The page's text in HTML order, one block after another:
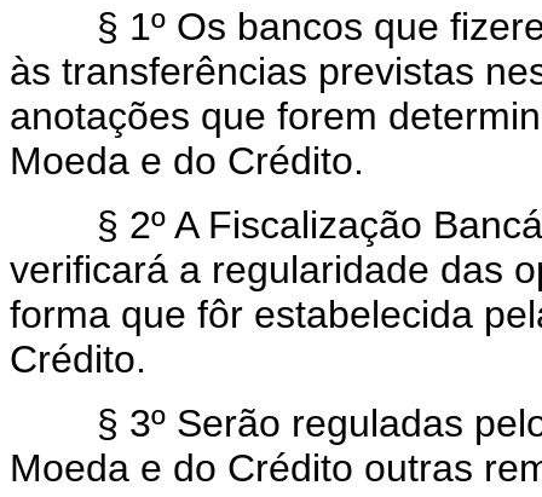
§ 1º Os bancos que
às transferências previstas
anotações que forem
Moeda e do Crédito.
§ 2º A Fiscalização
verificará a regularidade das
forma que fôr estabelecida
Crédito.
§ 3º Serão reguladas pelo
Moeda e do Crédito outras